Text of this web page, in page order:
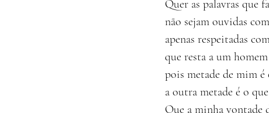
Quer as palavras que
não sejam ouvidas
apenas respeitadas
que resta a um
pois metade de mim é
a outra metade é o
Que a minha vontade